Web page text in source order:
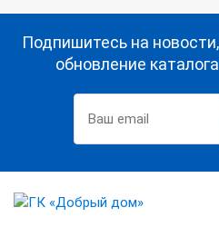
Подпишитесь на
обновление